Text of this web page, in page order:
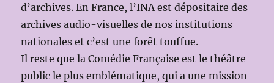
d’archives. En France, l’INA est dépositaire des
archives audio-visuelles de nos institutions
nationales et c’est une forêt touffue.
Il reste que la Comédie Française est le théâtre
public le plus emblématique, qui a une mission